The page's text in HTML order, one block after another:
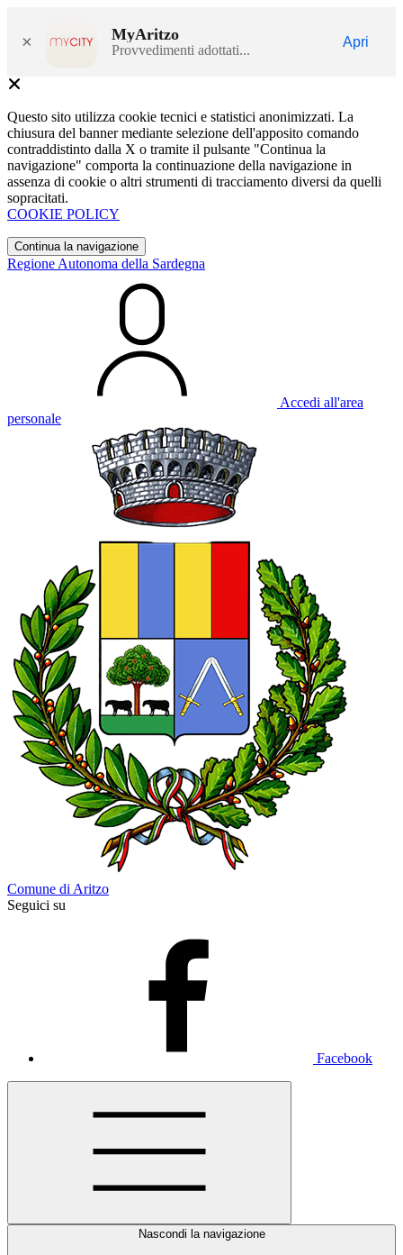
× MyAritzo
Provvedimenti adottati...
Apri
Questo sito utilizza cookie tecnici e statistici anonimizzati. La
chiusura del banner mediante selezione dell'apposito comando
contraddistinto dalla X o tramite il pulsante "Continua la
navigazione" comporta la continuazione della navigazione in
assenza di cookie o altri strumenti di tracciamento diversi da quelli
sopracitati.
COOKIE POLICY
Continua la navigazione
Regione Autonoma della Sardegna
Accedi all'area
personale
Comune di Aritzo
Seguici su
Facebook
Nascondi la navigazione